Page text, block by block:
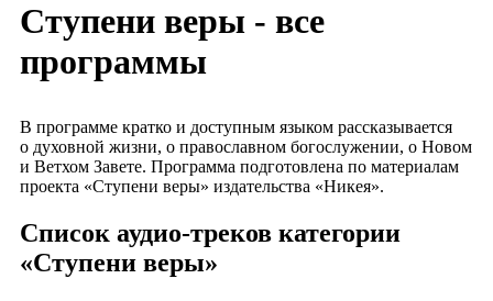
Ступени веры - все
программы
В программе кратко и доступным языком рассказывается
о духовной жизни, о православном богослужении, о Новом
и Ветхом Завете. Программа подготовлена по материалам
проекта «Ступени веры» издательства «Никея».
Список аудио-треков категории
«Ступени веры»